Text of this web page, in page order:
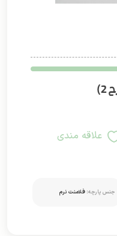
علاقه مندی
جنس پارچه: فلامنت نرم